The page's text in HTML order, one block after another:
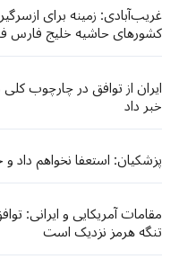
غریب‌آبادی: زمینه برای
کشورهای حاشیه خلیج فارس
ایران از توافق در چارچوب
خبر داد
پزشکیان: استعفا نخواهم داد و
مقامات آمریکایی و ایرانی:
تنگه هرمز نزدیک است